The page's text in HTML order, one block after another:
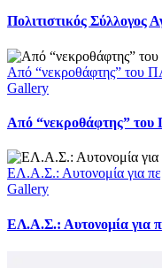
Πολιτιστικός Σύλλογος
Από “νεκροθάφτης” του
Gallery
Από “νεκροθάφτης”
ΕΛ.Α.Σ.: Αυτονομία για
Gallery
ΕΛ.Α.Σ.: Αυτονομία για